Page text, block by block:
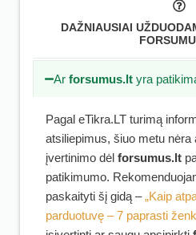
DAŽNIAUSIAI
Arforsumus.lt yra
Pagal eTikra.LT turimą
atsiliepimus, šiuo metu nėra
įvertinimo dėl forsumus.lt
patikimumo.
paskaityti šį gidą –„Kaip
parduotuvę – 7 paprasti